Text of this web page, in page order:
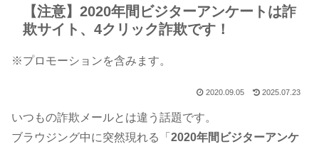
【注意】2020年間ビジターアンケートは詐
欺サイト、4クリック詐欺です！
※プロモーションを含みます。
2020.09.05 2025.07.23
いつもの詐欺メールとは違う話題です。
ブラウジング中に突然現れる「 2020年間ビジターアンケ